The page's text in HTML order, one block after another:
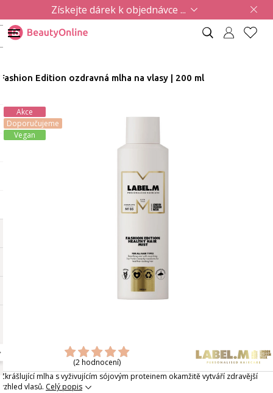
Získejte dárek k objednávce ...
Fashion Edition ozdravná mlha na vlasy | 200 ml
Akce
Doporučujeme
Vegan
(2 hodnocení)
Zkrášlující mlha s vyživujícím sójovým proteinem okamžitě vytváří zdravější
vzhled vlasů. Celý popis